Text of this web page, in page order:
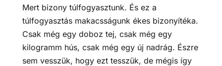
Mert bizony túlfogyasztunk. És ez a
túlfogyasztás makacsságunk ékes bizonyítéka.
Csak még egy doboz tej, csak még egy
kilogramm hús, csak még egy új nadrág. Észre
sem vesszük, hogy ezt tesszük, de mégis így